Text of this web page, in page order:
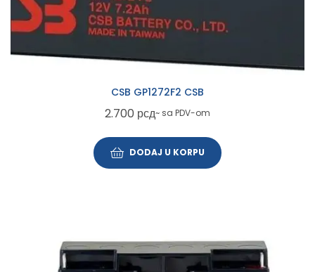
CSB GP1272F2 CSB
2.700 рсд~ sa PDV-om
DODAJ U KORPU